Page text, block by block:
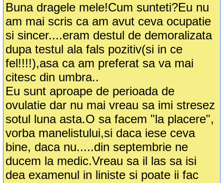
Buna dragele mele!Cum sunteti?Eu nu
am mai scris ca am avut ceva ocupatie
si sincer....eram destul de demoralizata
dupa testul ala fals pozitiv(si in ce
fel!!!!),asa ca am preferat sa va mai
citesc din umbra..
Eu sunt aproape de perioada de
ovulatie dar nu mai vreau sa imi stresez
sotul luna asta.O sa facem "la placere",
vorba manelistului,si daca iese ceva
bine, daca nu.....din septembrie ne
ducem la medic.Vreau sa il las sa isi
dea examenul in liniste si poate ii fac